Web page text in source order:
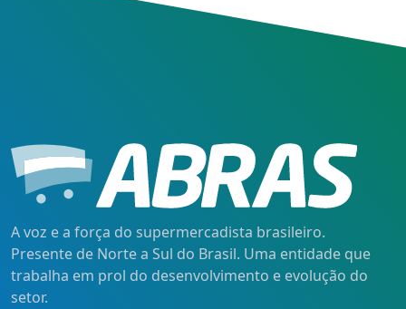
A voz e a força do supermercadista brasileiro.
Presente de Norte a Sul do Brasil. Uma entidade que
trabalha em prol do desenvolvimento e evolução do
setor.